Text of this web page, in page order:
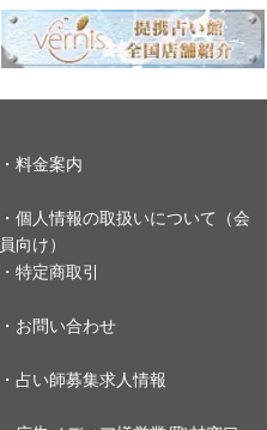
・料金案内
・個人情報の取扱いについて（会
員向け）
・特定商取引
・お問い合わせ
・占い師募集求人情報